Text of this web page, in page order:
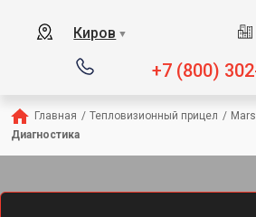
Киров ▼
+7 (800)
Главная / Тепловизионный прицел /
Диагностика